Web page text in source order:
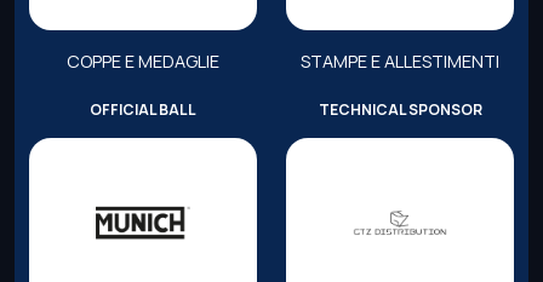
COPPE E MEDAGLIE STAMPE E ALLESTIMENTI
OFFICIAL BALL TECHNICAL SPONSOR